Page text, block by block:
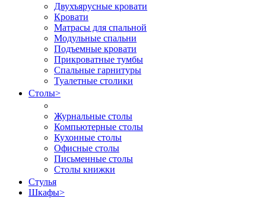
Двухъярусные кровати
Кровати
Матрасы для спальной
Модульные спальни
Подъемные кровати
Прикроватные тумбы
Спальные гарнитуры
Туалетные столики
Столы>
Журнальные столы
Компьютерные столы
Кухонные столы
Офисные столы
Письменные столы
Столы книжки
Стулья
Шкафы>